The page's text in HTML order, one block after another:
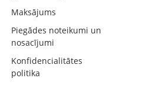
Maksājums
Piegādes noteikumi un
nosacījumi
Konfidencialitātes
politika